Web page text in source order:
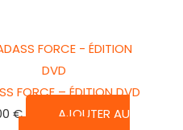
FORCE – ÉDITION DVD
€
AJOUTER AU